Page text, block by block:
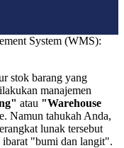
stok barang yang
manajemen
atau "Warehouse
Namun tahukah Anda,
lunak tersebut
"bumi dan langit".